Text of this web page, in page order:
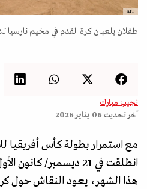
AFP
طفلان يلعبان كرة القدم في مخيم نارسيا
نجيب مبارك
آخر تحديث 06 يناير 2026
مع استمرار بطولة كأس أفريقيا
هذا الشهر، يعود النقاش حول